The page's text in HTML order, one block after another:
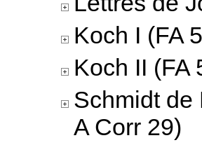
Koch I (FA
Koch II (FA
Schmidt de
A Corr 29)